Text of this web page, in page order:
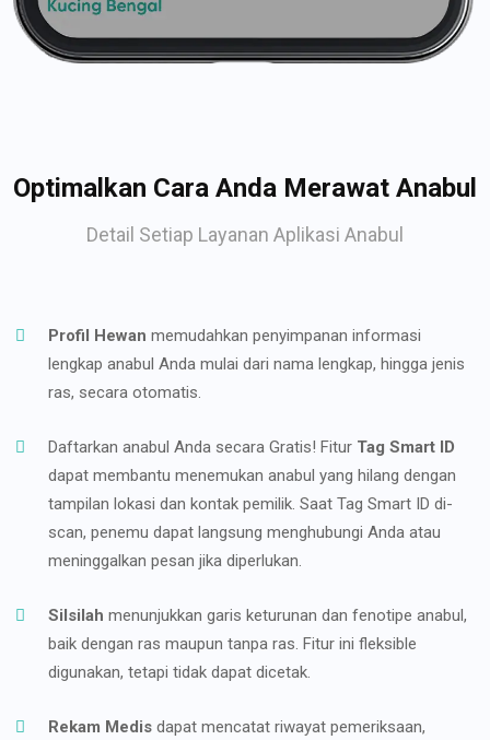
Optimalkan Cara Anda Merawat Anabul
Detail Setiap Layanan Aplikasi Anabul
Profil Hewan memudahkan penyimpanan informasi
lengkap anabul Anda mulai dari nama lengkap, hingga jenis
ras, secara otomatis.
Daftarkan anabul Anda secara Gratis! Fitur Tag Smart ID
dapat membantu menemukan anabul yang hilang dengan
tampilan lokasi dan kontak pemilik. Saat Tag Smart ID di-
scan, penemu dapat langsung menghubungi Anda atau
meninggalkan pesan jika diperlukan.
Silsilah menunjukkan garis keturunan dan fenotipe anabul,
baik dengan ras maupun tanpa ras. Fitur ini fleksible
digunakan, tetapi tidak dapat dicetak.
Rekam Medis dapat mencatat riwayat pemeriksaan,